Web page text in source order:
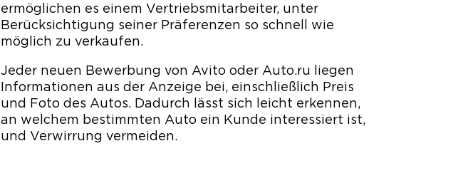
ermöglichen es einem Vertriebsmitarbeiter, unter
Berücksichtigung seiner Präferenzen so schnell wie
möglich zu verkaufen.
Jeder neuen Bewerbung von Avito oder Auto.ru liegen
Informationen aus der Anzeige bei, einschließlich Preis
und Foto des Autos. Dadurch lässt sich leicht erkennen,
an welchem ​​bestimmten Auto ein Kunde interessiert ist,
und Verwirrung vermeiden.